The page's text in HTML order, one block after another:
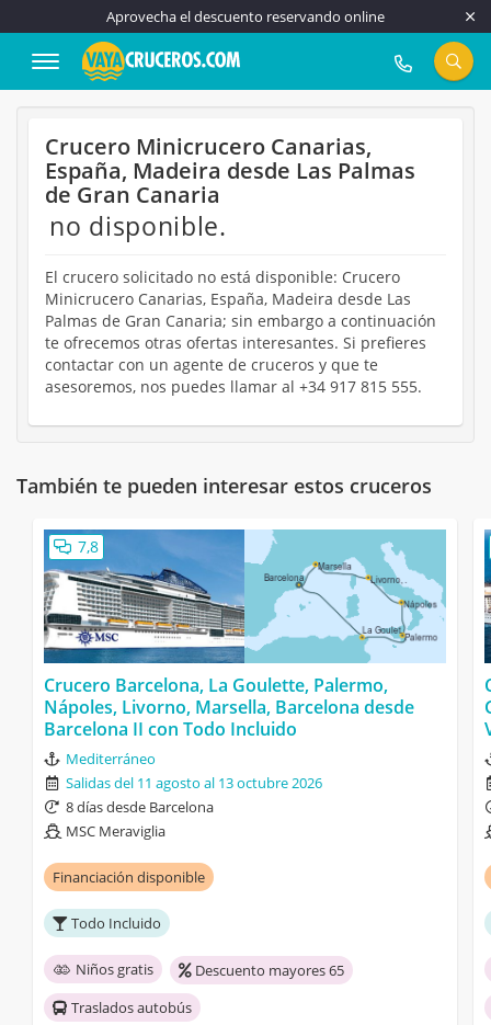
Aprovecha el descuento reservando online
917 815 555
Crucero Minicrucero Canarias,
España, Madeira desde Las Palmas
de Gran Canaria
no disponible.
El crucero solicitado no está disponible: Crucero
Minicrucero Canarias, España, Madeira desde Las
Palmas de Gran Canaria; sin embargo a continuación
te ofrecemos otras ofertas interesantes. Si prefieres
contactar con un agente de cruceros y que te
asesoremos, nos puedes llamar al +34 917 815 555.
También te pueden interesar estos cruceros
7,8
Crucero Barcelona, La Goulette, Palermo,
Nápoles, Livorno, Marsella, Barcelona desde
Barcelona II con Todo Incluido
Mediterráneo
Salidas del 11 agosto al 13 octubre 2026
8 días desde Barcelona
MSC Meraviglia
Financiación disponible
Todo Incluido
Niños gratis
Descuento mayores 65
Traslados autobús